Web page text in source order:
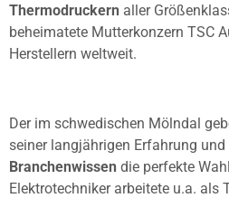
Thermodruckern aller
beheimatete Mutterkonzern TSC
Herstellern weltweit.
Der im schwedischen Mölndal
seiner langjährigen Erfahrung und
Branchenwissen die perfekte
Elektrotechniker arbeitete u.a. als